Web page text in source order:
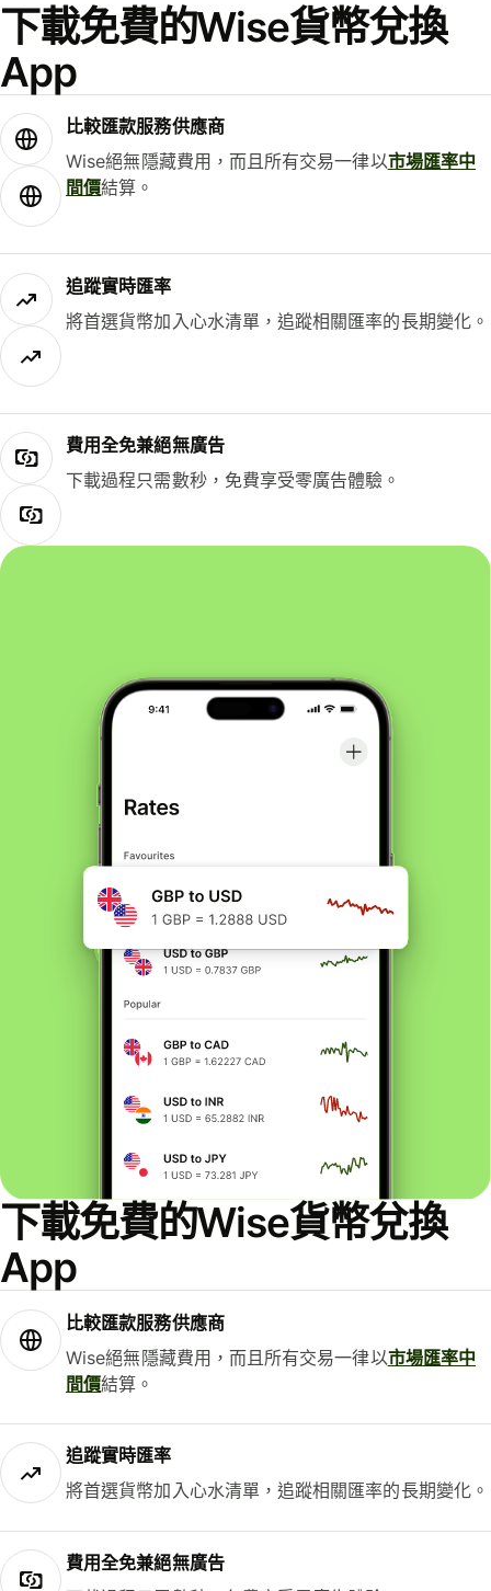
下載免費的Wise貨幣兌換
App
比較匯款服務供應商
Wise絕無隱藏費用，而且所有交易一律以市場匯率中
間價結算。
追蹤實時匯率
將首選貨幣加入心水清單，追蹤相關匯率的長期變化。
費用全免兼絕無廣告
下載過程只需數秒，免費享受零廣告體驗。
下載免費的Wise貨幣兌換
App
比較匯款服務供應商
Wise絕無隱藏費用，而且所有交易一律以市場匯率中
間價結算。
追蹤實時匯率
將首選貨幣加入心水清單，追蹤相關匯率的長期變化。
費用全免兼絕無廣告